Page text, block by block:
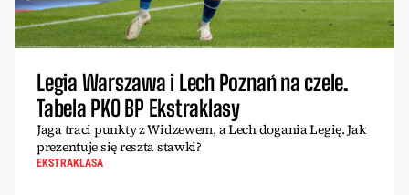
Legia Warszawa i Lech Poznań na czele.
Tabela PKO BP Ekstraklasy
Jaga traci punkty z Widzewem, a Lech dogania Legię. Jak
prezentuje się reszta stawki?
EKSTRAKLASA